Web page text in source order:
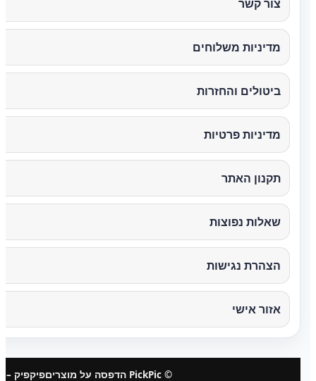
צור קשר
מדיניות משלוחים
ביטולים והחזרות
מדיניות פרטיות
תקנון האתר
שאלות נפוצות
הצהרת נגישות
אזור אישי
© PickPic הדפסה על מוצרים פיקפיק –